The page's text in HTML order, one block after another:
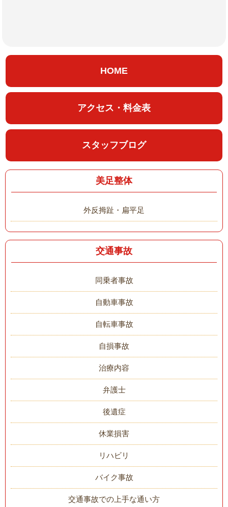
HOME
アクセス・料金表
スタッフブログ
美足整体
外反拇趾・扁平足
交通事故
同乗者事故
自動車事故
自転車事故
自損事故
治療内容
弁護士
後遺症
休業損害
リハビリ
バイク事故
交通事故での上手な通い方